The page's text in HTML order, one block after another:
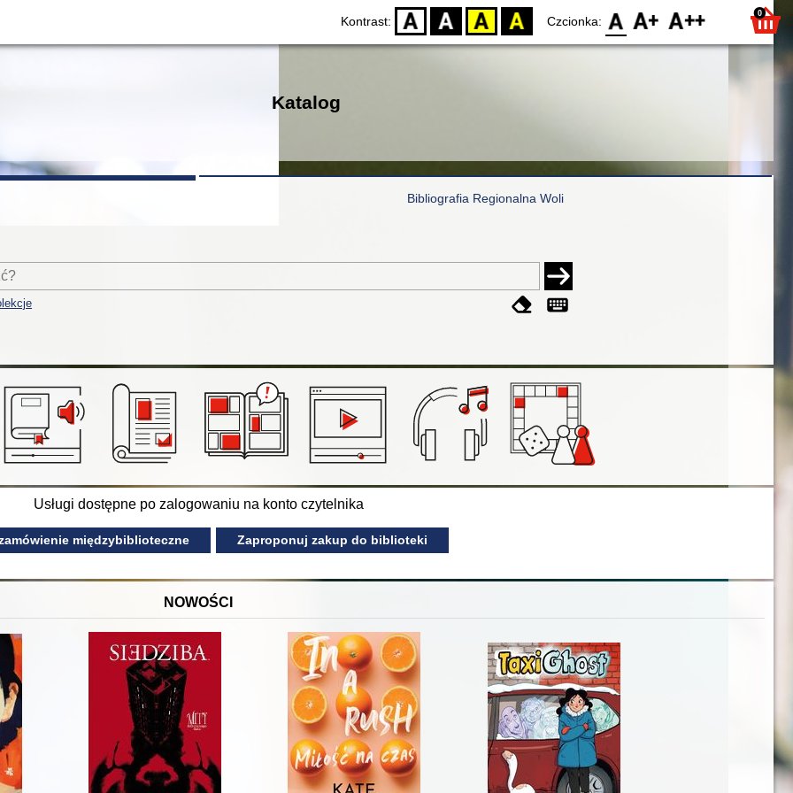
Kontrast: D BW YB BY Czcionka: F0 F1 F2 0
Katalog
Bibliografia Regionalna Woli
Usługi dostępne po zalogowaniu na konto czytelnika
międzybiblioteczne Zaproponuj zakup do biblioteki
NOWOŚCI